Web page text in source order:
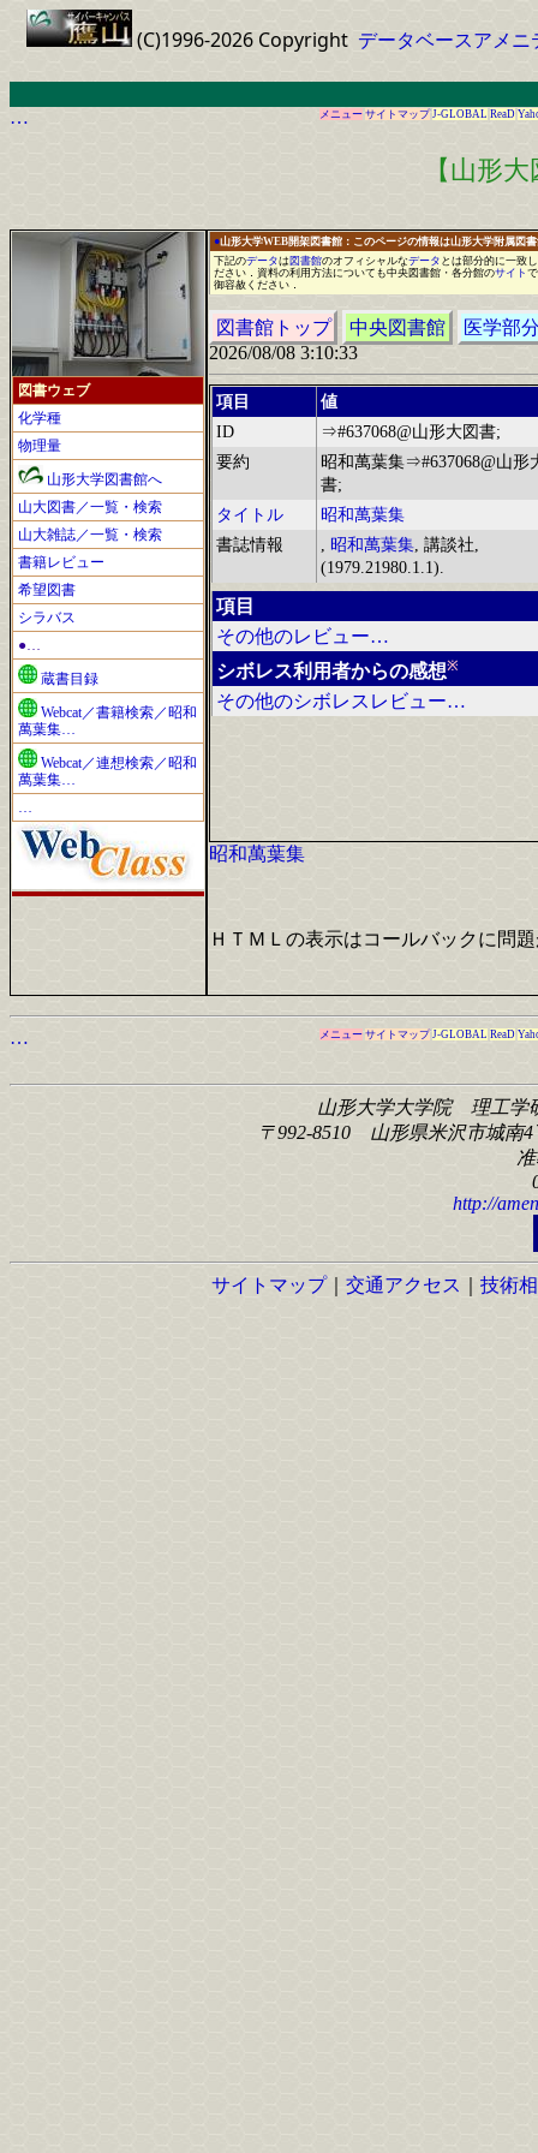
(C)1996-2026 Copyright データベースアメニ
… メニュー サイトマップ J-GLOBAL ReaD
【山形
図書ウェブ
化学種
物理量
山形大学図書館へ
山大図書／一覧・検索
山大雑誌／一覧・検索
書籍レビュー
希望図書
シラバス
●…
蔵書目録
Webcat／書籍検索／昭和
萬葉集…
Webcat／連想検索／昭和
萬葉集…
…
●山形大学WEB開架図書館：このページの情報は山形大学附属図
下記のデータは 図書館のオフィシャルなデータ と は部分的に一致
ださい ． 資料の利用方法についても中央図書館 ・ 各分館のサイト
御容赦ください ．
図書館トップ 中央図書館
医学部
2026/08/08 3:10:33
項目
値
ID
⇒#637068@山形大図書;
要約
昭和萬葉集⇒#637068@山形
書;
タイトル
昭和萬葉集
書誌情報
, 昭和萬葉集, 講談社,
(1979.21980.1.1).
項目
その他のレビュー…
シボレス利用者からの感想※
その他のシボレスレビュー…
昭和萬葉集
ＨＴＭＬの表示はコールバックに問
… メニュー サイトマップ J-GLOBAL ReaD
山形大学大学院 理工学
〒992-8510 山形県米沢市城南4
http://
サイトマップ｜ 交通アクセス 技術